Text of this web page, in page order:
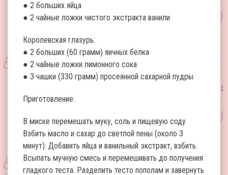
● 2 больших яйца
● 2 чайные ложки чистого экстракта ванили
Королевская глазурь:
● 2 больших (60 грамм) яичных белка
● 2 чайные ложки лимонного сока
● 3 чашки (330 грамм) просеянной сахарной пудры
Приготовление:
В миске перемешать муку, соль и пищевую соду.
Взбить масло и сахар до светлой пены (около 3
минут). Добавить яйца и ванильный экстракт, взбить.
Всыпать мучную смесь и перемешивать до получения
гладкого теста. Разделить тесто пополам и завернуть